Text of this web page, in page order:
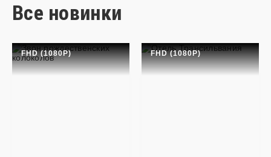
Все новинки
FHD (1080P) FHD (1080P)